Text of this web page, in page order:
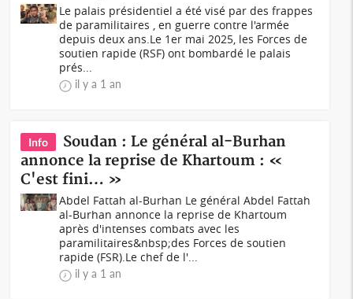
Le palais présidentiel a été visé par des frappes
de paramilitaires , en guerre contre l'armée
depuis deux ans.Le 1er mai 2025, les Forces de
soutien rapide (RSF) ont bombardé le palais
prés...
il y a 1 an
Info
Soudan : Le général al-Burhan
annonce la reprise de Khartoum : «
C'est fini… »
Abdel Fattah al-Burhan Le général Abdel Fattah
al-Burhan annonce la reprise de Khartoum
après d'intenses combats avec les
paramilitaires&nbsp;des Forces de soutien
rapide (FSR).Le chef de l'...
il y a 1 an